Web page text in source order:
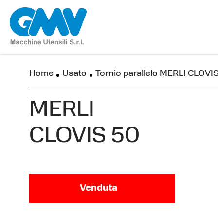
Home Usato Tornio parallelo MERLI
MERLI
CLOVIS 50
Venduta